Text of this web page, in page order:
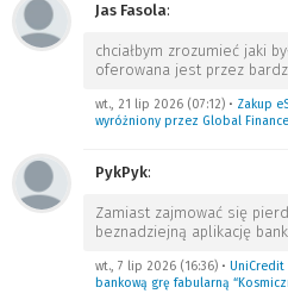
Jas Fasola:
chciałbym zrozumieć jaki
oferowana jest przez
wt., 21 lip 2026 (07:12) • Zakup
wyróżniony przez Global Finance
PykPyk:
Zamiast zajmować się
beznadziejną aplikację
wt., 7 lip 2026 (16:36) • UniCredit
bankową grę fabularną